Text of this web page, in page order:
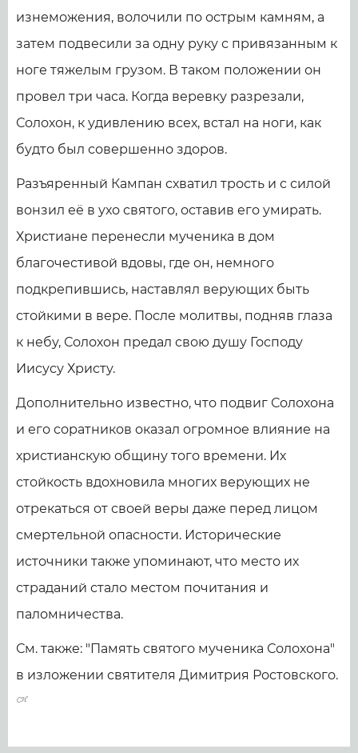
изнеможения, волочили по острым камням, а
затем подвесили за одну руку с привязанным к
ноге тяжелым грузом. В таком положении он
провел три часа. Когда веревку разрезали,
Солохон, к удивлению всех, встал на ноги, как
будто был совершенно здоров.
Разъяренный Кампан схватил трость и с силой
вонзил её в ухо святого, оставив его умирать.
Христиане перенесли мученика в дом
благочестивой вдовы, где он, немного
подкрепившись, наставлял верующих быть
стойкими в вере. После молитвы, подняв глаза
к небу, Солохон предал свою душу Господу
Иисусу Христу.
Дополнительно известно, что подвиг Солохона
и его соратников оказал огромное влияние на
христианскую общину того времени. Их
стойкость вдохновила многих верующих не
отрекаться от своей веры даже перед лицом
смертельной опасности. Исторические
источники также упоминают, что место их
страданий стало местом почитания и
паломничества.
См. также: "Память святого мученика Солохона"
в изложении святителя Димитрия Ростовского.